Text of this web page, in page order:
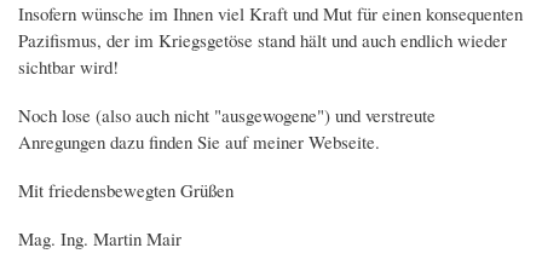
Insofern wünsche im Ihnen viel Kraft und Mut für einen konsequenten
Pazifismus, der im Kriegsgetöse stand hält und auch endlich wieder
sichtbar wird!
Noch lose (also auch nicht "ausgewogene") und verstreute
Anregungen dazu finden Sie auf meiner Webseite.
Mit friedensbewegten Grüßen
Mag. Ing. Martin Mair